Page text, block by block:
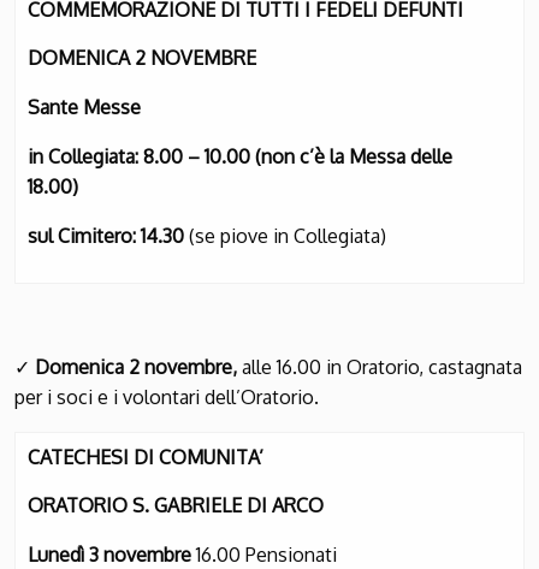
COMMEMORAZIONE DI TUTTI I FEDELI DEFUNTI
DOMENICA 2 NOVEMBRE
Sante Messe
in Collegiata: 8.00 – 10.00 (non c’è la Messa delle
18.00)
sul Cimitero: 14.30 (se piove in Collegiata)
✓ Domenica 2 novembre, alle 16.00 in Oratorio, castagnata
per i soci e i volontari dell’Oratorio.
CATECHESI DI COMUNITA’
ORATORIO S. GABRIELE DI ARCO
Lunedì 3 novembre16.00 Pensionati